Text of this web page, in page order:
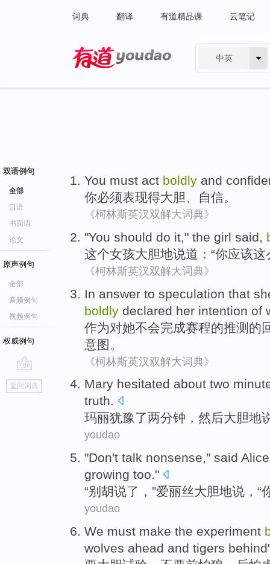
词典 翻译 有道精品课 云笔记
中英
双语例句
全部
口语
书面语
论文
原声例句
全部
音频例句
视频例句
权威例句
go
top
返回词典
You must act boldly and
你必须表现得大胆、 自信。
《柯林斯英汉双解大词典》
"You should do it," the girl said,
这个女孩大胆地说道 ：“你应该这
《柯林斯英汉双解大词典》
In answer to speculation that
boldly declared her intention of
作为对她不会完成赛程的推测 的
意图 。
《柯林斯英汉双解大词典》
Mary hesitated about two
truth.
玛丽犹豫了两分钟 ， 然后大胆地
youdao
"Don't talk nonsense," said Alice
growing too."
“别 胡说了，”爱丽丝大胆地说 ，“
youdao
We must make the experiment
wolves ahead and tigers